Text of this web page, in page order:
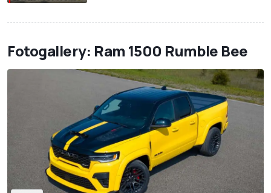
Fotogallery: Ram 1500 Rumble Bee